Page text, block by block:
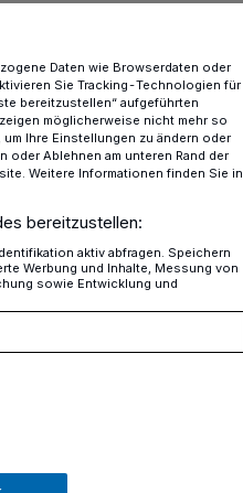
Daten wie Browserdaten oder
Sie Tracking-Technologien für
bereitzustellen“ aufgeführten
möglicherweise nicht mehr so
Ihre Einstellungen zu ändern oder
oder Ablehnen am unteren Rand der
Weitere Informationen finden Sie in
bereitzustellen:
aktiv abfragen. Speichern
Werbung und Inhalte, Messung von
sowie Entwicklung und